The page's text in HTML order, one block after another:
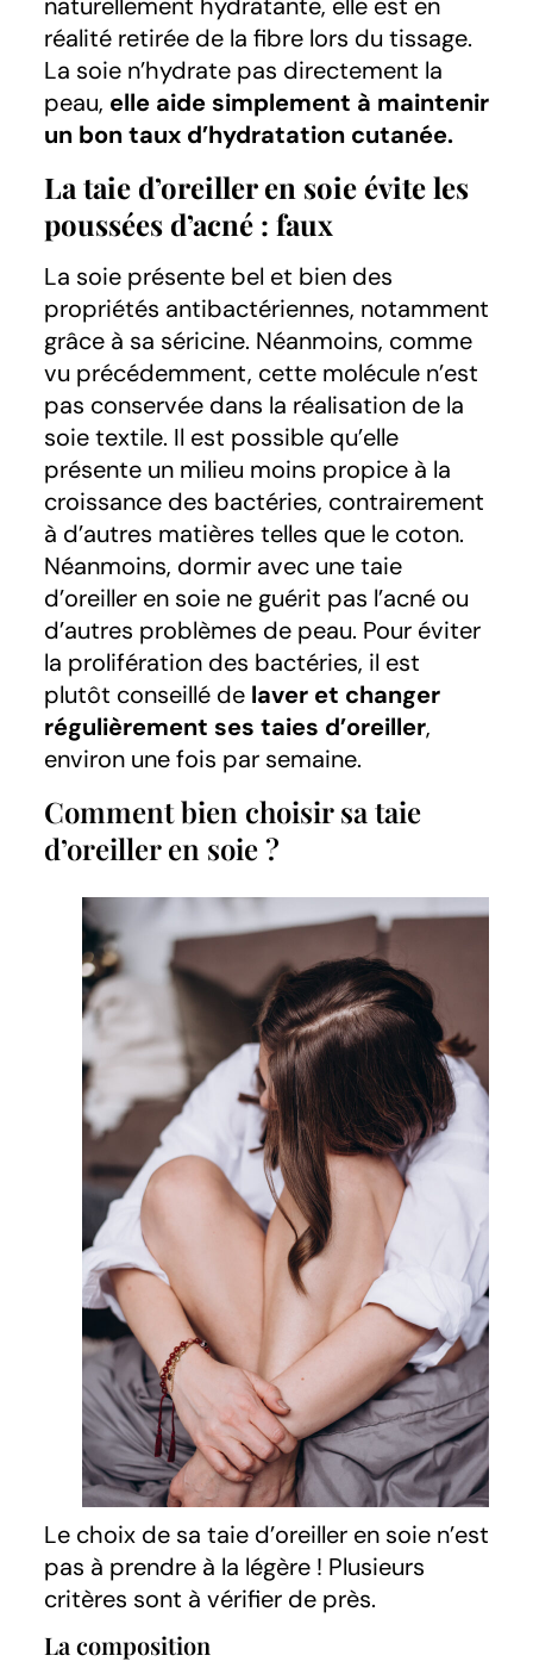
réalité retirée de la fibre lors du tissage.
La soie n’hydrate pas directement la
peau, elle aide simplement à maintenir
un bon taux d’hydratation cutanée.
La taie d’oreiller en soie évite les
poussées d’acné : faux
La soie présente bel et bien des
propriétés antibactériennes, notamment
grâce à sa séricine. Néanmoins, comme
vu précédemment, cette molécule n’est
pas conservée dans la réalisation de la
soie textile. Il est possible qu’elle
présente un milieu moins propice à la
croissance des bactéries, contrairement
à d’autres matières telles que le coton.
Néanmoins, dormir avec une taie
d’oreiller en soie ne guérit pas l’acné ou
d’autres problèmes de peau. Pour éviter
la prolifération des bactéries, il est
plutôt conseillé delaver et changer
régulièrement ses taies d’oreiller,
environ une fois par semaine.
Comment bien choisir sa taie
d’oreiller en soie ?
Le choix de sa taie d’oreiller en soie n’est
pas à prendre à la légère ! Plusieurs
critères sont à vérifier de près.
La composition